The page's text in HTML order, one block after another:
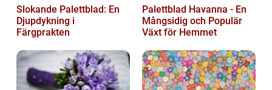
Slokande Palettblad: En
Djupdykning i
Färgprakten
Palettblad Havanna - En
Mångsidig och Populär
Växt för Hemmet